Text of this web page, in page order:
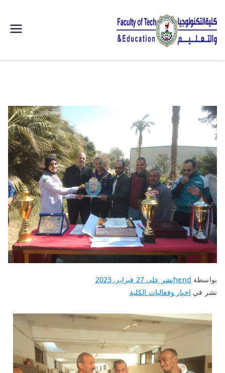
التكنولوجيا
الصناعى
جامعة
سوهاج |
بواسطة hendنشر على27 فبراير, 2023
نشر في اخبار وفعاليات الكلية